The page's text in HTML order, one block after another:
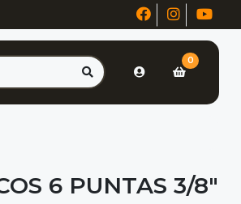
0
6 PUNTAS 3/8"